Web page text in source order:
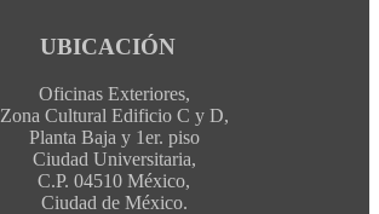
UBICACIÓN
Oficinas Exteriores,
Zona Cultural Edificio C y D,
Planta Baja y 1er. piso
Ciudad Universitaria,
C.P. 04510 México,
Ciudad de México.